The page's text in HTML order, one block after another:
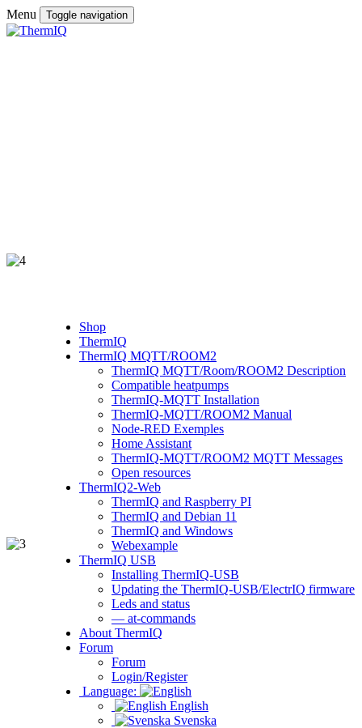
Menu Toggle navigation
Shop
ThermIQ
ThermIQ MQTT/ROOM2
ThermIQ MQTT/Room/ROOM2 Description
Compatible heatpumps
ThermIQ-MQTT Installation
ThermIQ-MQTT/ROOM2 Manual
Node-RED Exemples
Home Assistant
ThermIQ-MQTT/ROOM2 MQTT Messages
Open resources
ThermIQ2-Web
ThermIQ and Raspberry PI
ThermIQ and Debian 11
ThermIQ and Windows
Webexample
ThermIQ USB
Installing ThermIQ-USB
Updating the ThermIQ-USB/ElectrIQ firmware
Leds and status
— at-commands
About ThermIQ
Forum
Forum
Login/Register
Language:
English
Svenska